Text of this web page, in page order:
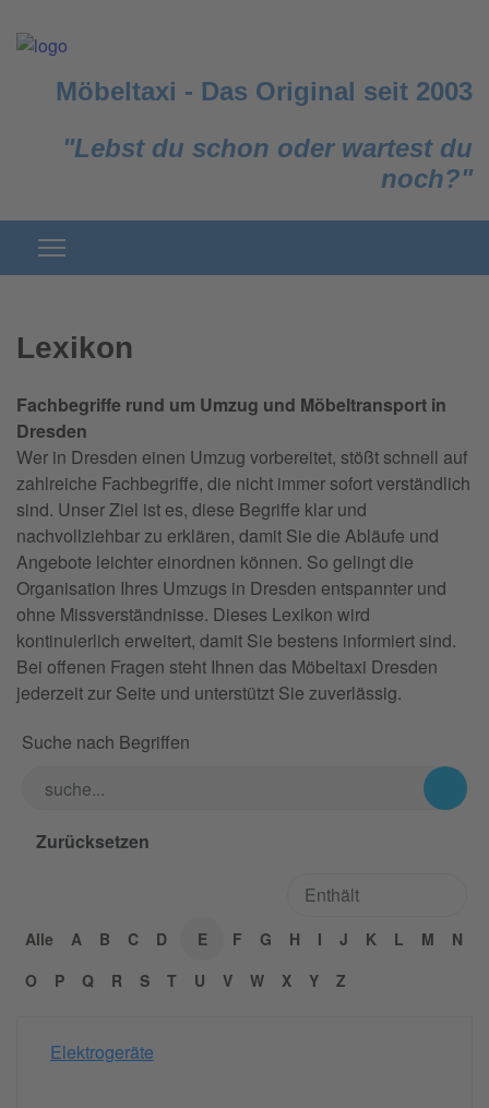
Möbeltaxi - Das Original seit 2003
"Lebst du schon oder wartest du
noch?"
Lexikon
Fachbegriffe rund um Umzug und Möbeltransport in
Dresden
Wer in Dresden einen Umzug vorbereitet, stößt schnell auf
zahlreiche Fachbegriffe, die nicht immer sofort verständlich
sind. Unser Ziel ist es, diese Begriffe klar und
nachvollziehbar zu erklären, damit Sie die Abläufe und
Angebote leichter einordnen können. So gelingt die
Organisation Ihres Umzugs in Dresden entspannter und
ohne Missverständnisse. Dieses Lexikon wird
kontinuierlich erweitert, damit Sie bestens informiert sind.
Bei offenen Fragen steht Ihnen das Möbeltaxi Dresden
jederzeit zur Seite und unterstützt Sie zuverlässig.
Suche nach Begriffen
Alle A B C D E F G H I J K L M
N
O
P Q R S T U V W X Y Z
Elektrogeräte